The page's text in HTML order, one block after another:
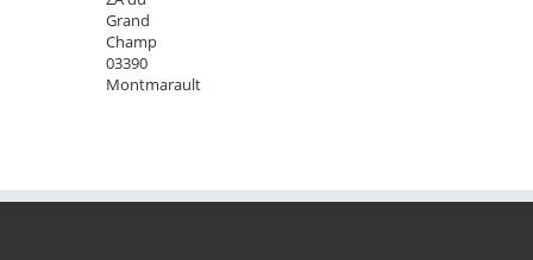
Grand
Champ
03390
Montmarault